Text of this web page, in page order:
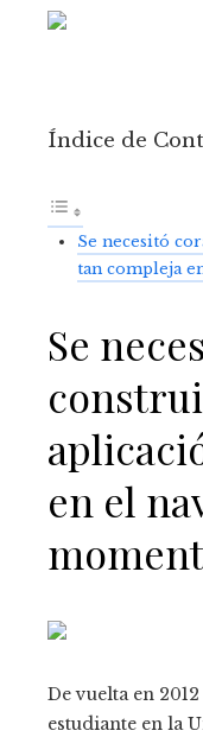
Índice de
Se necesitó
tan compleja
Se
en el
De vuelta en 2012
estudiante en la